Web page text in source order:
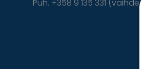
Puh. +358 9 135 331 (vaihde)